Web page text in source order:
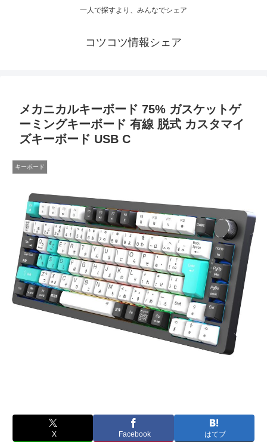
一人で探すより、みんなでシェア
コツコツ情報シェア
メカニカルキーボード 75% ガスケットゲ
ーミングキーボード 有線 脱式 カスタマイ
ズキーボード USB C
キーボード
X Facebook はてブ